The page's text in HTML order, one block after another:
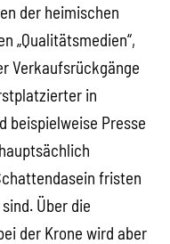
der heimischen
„Qualitätsmedien“,
Verkaufsrückgänge
in
beispielweise Presse
fristen
Über die
der Krone wird aber